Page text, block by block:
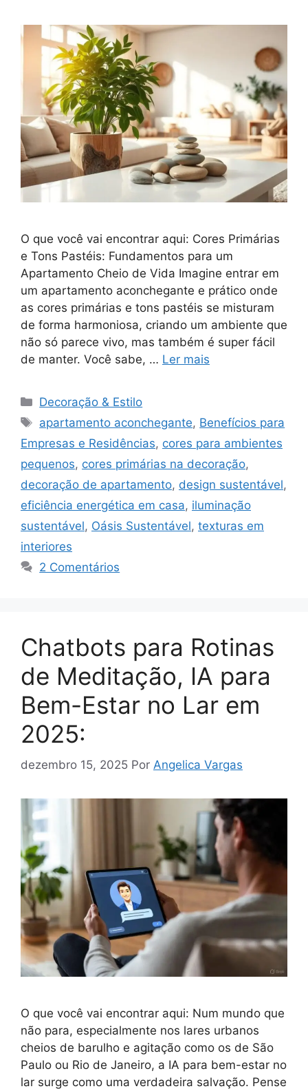
O que você vai encontrar aqui: Cores Primárias
e Tons Pastéis: Fundamentos para um
Apartamento Cheio de Vida Imagine entrar em
um apartamento aconchegante e prático onde
as cores primárias e tons pastéis se misturam
de forma harmoniosa, criando um ambiente que
não só parece vivo, mas também é super fácil
de manter. Você sabe, … Ler mais
Categorias
Decoração & Estilo
Tags
apartamento aconchegante, Benefícios para
Empresas e Residências, cores para ambientes
pequenos, cores primárias na decoração,
decoração de apartamento, design sustentável,
eficiência energética em casa, iluminação
sustentável, Oásis Sustentável, texturas em
interiores
2 Comentários
Chatbots para Rotinas
de Meditação, IA para
Bem-Estar no Lar em
2025:
dezembro 15, 2025 Por Angelica Vargas
O que você vai encontrar aqui: Num mundo que
não para, especialmente nos lares urbanos
cheios de barulho e agitação como os de São
Paulo ou Rio de Janeiro, a IA para bem-estar no
lar surge como uma verdadeira salvação. Pense